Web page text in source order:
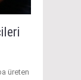
üreten